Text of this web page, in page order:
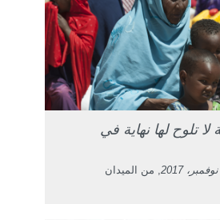
تلوح لها نهاية في
, من الميدان